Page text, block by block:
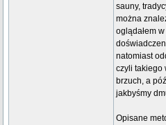
sauny,
można
oglądałem
natomiast
czyli takiego
brzuch, a
jakbyśmy
Opisane